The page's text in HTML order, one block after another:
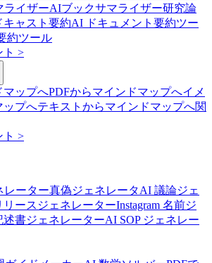
ライザーAIブックサマライザー研究論
キャスト要約AI ドキュメント要約ツー
約ツール
>
マップへPDFからマインドマップへイメ
ップへテキストからマインドマップへ関
>
レーター真偽ジェネレータAI 議論ジェ
リースジェネレーターInstagram 名前ジ
述書ジェネレーターAI SOP ジェネレー